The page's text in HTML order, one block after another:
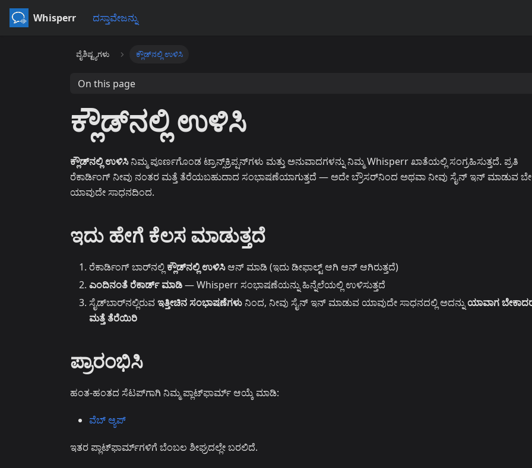
Whisperr ದಸ್ತಾವೇಜನ್ನು
ವೈಶಿಷ್ಟ್ಯಗಳು ಕ್ಲೌಡ್‌ನಲ್ಲಿ ಉಳಿಸಿ
On this page
ಕ್ಲೌಡ್‌ನಲ್ಲಿ ಉಳಿಸಿ
ಕ್ಲೌಡ್‌ನಲ್ಲಿ ಉಳಿಸಿನಿಮ್ಮ ಪೂರ್ಣಗೊಂಡ ಟ್ರಾನ್ಸ್‌ಕ್ರಿಪ್ಷನ್‌ಗಳು ಮತ್ತು ಅನುವಾದಗಳನ್ನು ನಿಮ್ಮ Whisperr ಖಾತೆಯಲ್ಲಿ ಸಂಗ್ರಹಿಸುತ್ತದೆ. ಪ್ರತಿ
ರೆಕಾರ್ಡಿಂಗ್ ನೀವು ನಂತರ ಮತ್ತೆ ತೆರೆಯಬಹುದಾದ ಸಂಭಾಷಣೆಯಾಗುತ್ತದೆ — ಅದೇ ಬ್ರೌಸರ್‌ನಿಂದ ಅಥವಾ ನೀವು ಸೈನ್ ಇನ್ ಮಾಡುವ
ಯಾವುದೇ ಸಾಧನದಿಂದ.
ಇದು ಹೇಗೆ ಕೆಲಸ ಮಾಡುತ್ತದೆ
ರೆಕಾರ್ಡಿಂಗ್ ಬಾರ್‌ನಲ್ಲಿ ಕ್ಲೌಡ್‌ನಲ್ಲಿ ಉಳಿಸಿಆನ್ ಮಾಡಿ (ಇದು ಡೀಫಾಲ್ಟ್ ಆಗಿ ಆನ್ ಆಗಿರುತ್ತದೆ)
ಎಂದಿನಂತೆ ರೆಕಾರ್ಡ್ ಮಾಡಿ— Whisperr ಸಂಭಾಷಣೆಯನ್ನು ಹಿನ್ನೆಲೆಯಲ್ಲಿ ಉಳಿಸುತ್ತದೆ
ಸೈಡ್‌ಬಾರ್‌ನಲ್ಲಿರುವಇತ್ತೀಚಿನ ಸಂಭಾಷಣೆಗಳುನಿಂದ, ನೀವು ಸೈನ್ ಇನ್ ಮಾಡುವ ಯಾವುದೇ ಸಾಧನದಲ್ಲಿ ಅದನ್ನುಯಾವಾಗ
ಮತ್ತೆ ತೆರೆಯಿರಿ
ಪ್ರಾರಂಭಿಸಿ
ಹಂತ-ಹಂತದ ಸೆಟಪ್‌ಗಾಗಿ ನಿಮ್ಮ ಪ್ಲಾಟ್‌ಫಾರ್ಮ್ ಆಯ್ಕೆ ಮಾಡಿ:
ವೆಬ್ ಆ್ಯಪ್
ಇತರ ಪ್ಲಾಟ್‌ಫಾರ್ಮ್‌ಗಳಿಗೆ ಬೆಂಬಲ ಶೀಘ್ರದಲ್ಲೇ ಬರಲಿದೆ.